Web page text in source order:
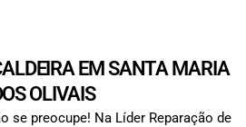
EM SANTA MARIA
OLIVAIS
se preocupe! Na Líder Reparação de